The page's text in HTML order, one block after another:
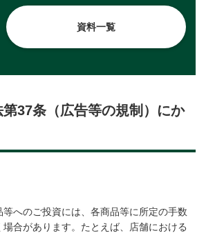
資料一覧
37条（広告等の規制）にか
へのご投資には、各商品等に所定の手数
合があります。たとえば、店舗における